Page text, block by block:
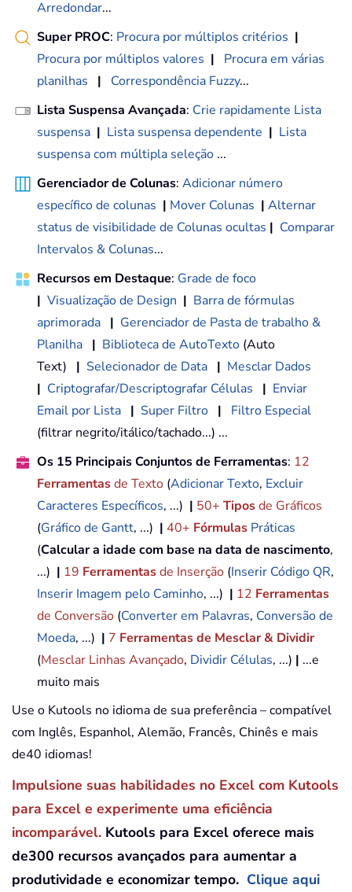
Arredondar...
Super PROC: Procura por múltiplos critérios |
Procura por múltiplos valores |
Procura em várias
planilhas
| Correspondência Fuzzy...
Lista Suspensa Avançada: Crie rapidamente Lista
suspensa | Lista suspensa dependente | Lista
suspensa com múltipla seleção ...
Gerenciador de Colunas: Adicionar número
específico de colunas | Mover Colunas | Alternar
status de visibilidade de Colunas ocultas | Comparar
Intervalos & Colunas...
Recursos em Destaque: Grade de foco
| Visualização de Design | Barra de fórmulas
aprimorada | Gerenciador de Pasta de trabalho &
Planilha | Biblioteca de AutoTexto (Auto
Text) | Selecionador de Data | Mesclar Dados
| Criptografar/Descriptografar Células | Enviar
Email por Lista | Super Filtro |
Filtro Especial
(filtrar negrito/itálico/tachado...) ...
Os 15 Principais Conjuntos de Ferramentas: 12
Ferramentasde Texto (Adicionar Texto, Excluir
Caracteres Específicos, ...) | 50+ Tiposde Gráficos
(Gráfico de Gantt, ...) | 40+ Fórmulas Práticas
(Calcular a idade com base na data de nascimento,
...) | 19 Ferramentasde Inserção (Inserir Código QR,
Inserir Imagem pelo Caminho, ...) | 12 Ferramentas
de Conversão (Converter em Palavras, Conversão de
Moeda, ...) | 7 Ferramentas de Mesclar & Dividir
(Mesclar Linhas Avançado, Dividir Células, ...) | ...e
muito mais
Use o Kutools no idioma de sua preferência – compatível
com Inglês, Espanhol, Alemão, Francês, Chinês e mais
de40 idiomas!
Impulsione suas habilidades no Excel com Kutools
para Excel e experimente uma eficiência
incomparável. Kutools para Excel oferece mais
de300 recursos avançados para aumentar a
produtividade e economizar tempo. Clique aqui